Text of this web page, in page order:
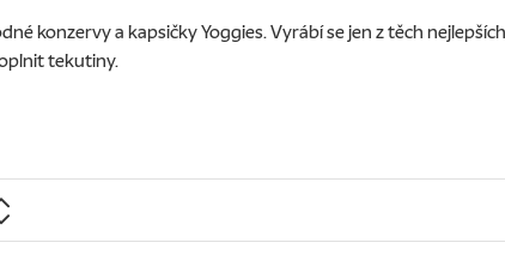
konzervy a kapsičky Yoggies. Vyrábí se jen z těch
tekutiny.